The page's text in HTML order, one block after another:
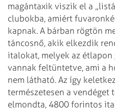
magántaxik viszik el a
clubokba, amiért
kapnak. A bárban rögtön
táncosnő, akik elkezdik
italokat, melyek az
vannak feltüntetve, ami a
nem látható. Az így
természetesen a vendéget
elmondta, 4800 forintos